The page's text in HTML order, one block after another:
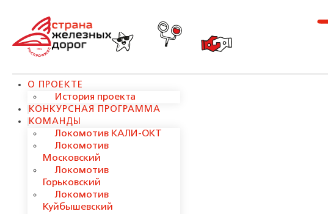
О ПРОЕКТЕ
История проекта
КОНКУРСНАЯ ПРОГРАММА
КОМАНДЫ
Локомотив КАЛИ-ОКТ
Локомотив
Московский
Локомотив
Горьковский
Локомотив
Куйбышевский